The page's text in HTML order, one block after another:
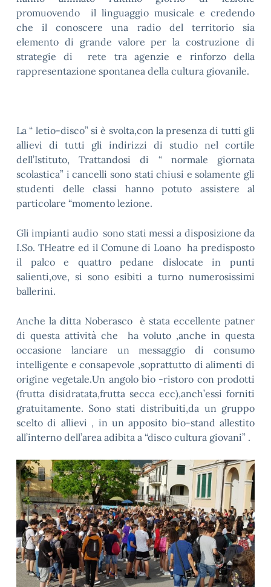
promuovendo il linguaggio musicale e credendo
che il conoscere una radio del territorio sia
elemento di grande valore per la costruzione di
strategie di rete tra agenzie e rinforzo della
rappresentazione spontanea della cultura giovanile.
La “ letio-disco” si è svolta,con la presenza di tutti gli
allievi di tutti gli indirizzi di studio nel cortile
dell’Istituto, Trattandosi di “ normale giornata
scolastica” i cancelli sono stati chiusi e solamente gli
studenti delle classi hanno potuto assistere al
particolare “momento lezione.
Gli impianti audio sono stati messi a disposizione da
I.So. THeatre ed il Comune di Loano ha predisposto
il palco e quattro pedane dislocate in punti
salienti,ove, si sono esibiti a turno numerosissimi
ballerini.
Anche la ditta Noberasco è stata eccellente patner
di questa attività che ha voluto ,anche in questa
occasione lanciare un messaggio di consumo
intelligente e consapevole ,soprattutto di alimenti di
origine vegetale.Un angolo bio -ristoro con prodotti
(frutta disidratata,frutta secca ecc),anch’essi forniti
gratuitamente. Sono stati distribuiti,da un gruppo
scelto di allievi , in un apposito bio-stand allestito
all’interno dell’area adibita a “disco cultura giovani” .